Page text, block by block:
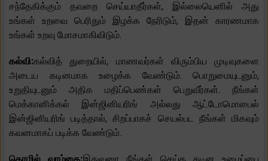
சந்தேகிக்கும் தவறை செய்யாதீர்கள், இல்லையெனில் அது
உங்கள் உறவை பெரிதும் இழக்க நேரிடும், இதன் காரணமாக
உங்கள் உறவு மோசமாகிவிடும்.
கல்வி:கல்வித் துறையில், மாணவர்கள் விரும்பிய முடிவுகளை
அடைய கடினமாக உழைக்க வேண்டும். பொறுமையுடனும்,
உறுதியுடனும் அதிக மதிப்பெண்கள் பெறுவீர்கள். நீங்கள்
மெக்கானிக்கல் இன்ஜினியரிங் அல்லது ஆட்டோமொபைல்
இன்ஜினியரிங் படித்தால், சிறப்பாகச் செயல்பட நீங்கள் மிகவும்
கவனமாகப் படிக்க வேண்டும்.